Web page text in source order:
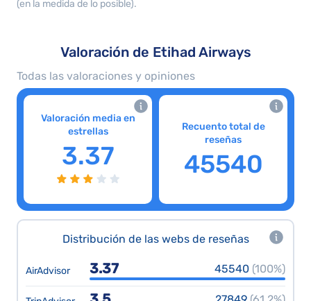
(en la medida de lo posible).
Valoración de Etihad Airways
Todas las valoraciones y opiniones
Valoración media en
estrellas
3.37
Recuento total de
reseñas
45540
Distribución de las webs de reseñas
AirAdvisor 3.37 45540 (100%)